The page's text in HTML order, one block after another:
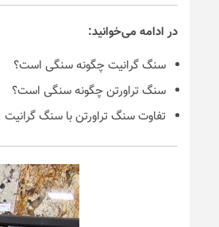
در ادامه می‌خوانید:
سنگ گرانیت چگونه سنگی است؟
سنگ تراورتن چگونه سنگی است؟
تفاوت سنگ تراورتن با سنگ گرانیت